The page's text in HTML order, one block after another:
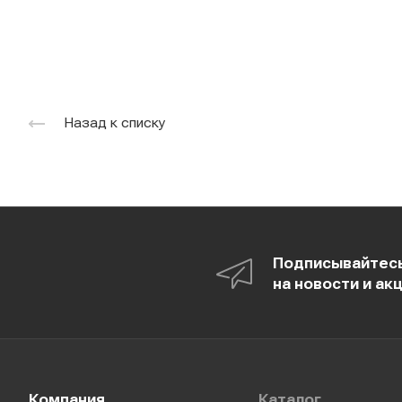
Назад к списку
на новости и